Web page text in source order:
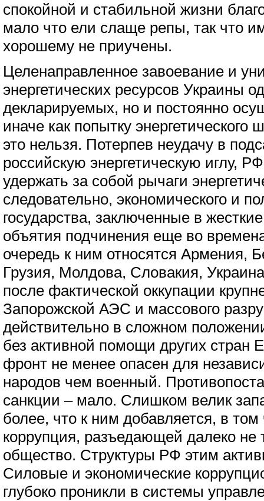
спокойной и стабильной жизни
мало что ели слаще репы, так что
хорошему не приучены.
Целенаправленное завоевание и
энергетических ресурсов Украины
декларируемых, но и постоянно
иначе как попытку энергетического
это нельзя. Потерпев неудачу в
российскую энергетическую иглу,
удержать за собой рычаги
следовательно, экономического и
государства, заключенные в
объятия подчинения еще во
очередь к ним относятся Армения,
Грузия, Молдова, Словакия,
после фактической оккупации
Запорожской АЭС и массового
действительно в сложном
без активной помощи других стран
фронт не менее опасен для
народов чем военный.
санкции – мало. Слишком велик
более, что к ним добавляется, в
коррупция, разъедающей далеко не
общество. Структуры РФ этим
Силовые и экономические
глубоко проникли в системы